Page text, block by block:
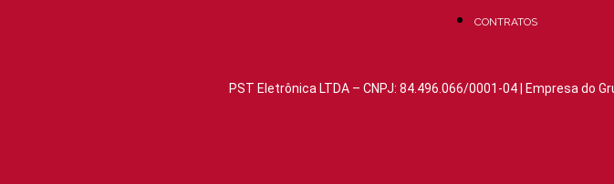
CONTRATOS
PST Eletrônica LTDA – CNPJ: 84.496.066/0001-04 | Empresa do